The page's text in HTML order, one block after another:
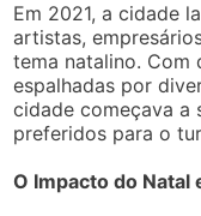
Em 2021, a cidade
artistas,
tema natalino. Com
espalhadas por
cidade começava a
preferidos para o
O Impacto do Natal